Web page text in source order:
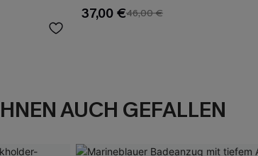
37,00 €46,00 €
AUCH GEFALLEN